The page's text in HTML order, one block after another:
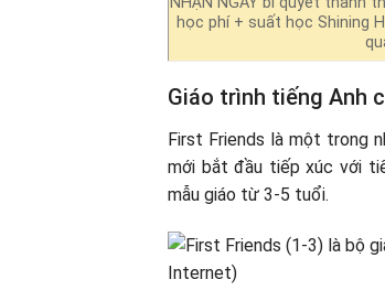
học phí + suất học Shining
Giáo trình tiếng Anh
First Friends là một trong
mới bắt đầu tiếp xúc với
mẫu giáo từ 3-5 tuổi.